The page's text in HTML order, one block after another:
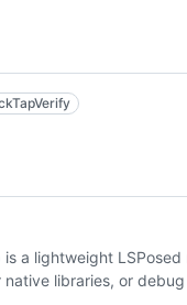
is a lightweight
libraries, or